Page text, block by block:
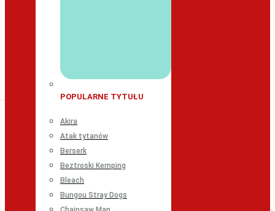
POPULARNE TYTUŁU
Akira
Atak tytanów
Berserk
Beztroski Kemping
Bleach
Bungou Stray Dogs